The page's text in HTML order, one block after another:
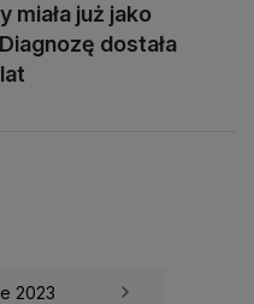
miała już jako
dostała
2023